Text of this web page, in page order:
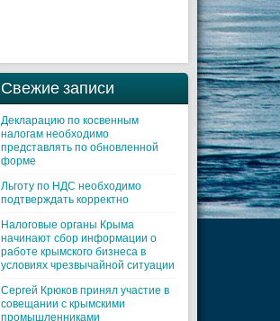
Свежие записи
Декларацию по косвенным
налогам необходимо
представлять по обновленной
форме
Льготу по НДС необходимо
подтверждать корректно
Налоговые органы Крыма
начинают сбор информации о
работе крымского бизнеса в
условиях чрезвычайной ситуации
Cергей Крюков принял участие в
совещании с крымскими
промышленниками